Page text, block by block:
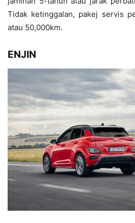
Tidak ketinggalan, pakej servis
atau 50,000km.
ENJIN